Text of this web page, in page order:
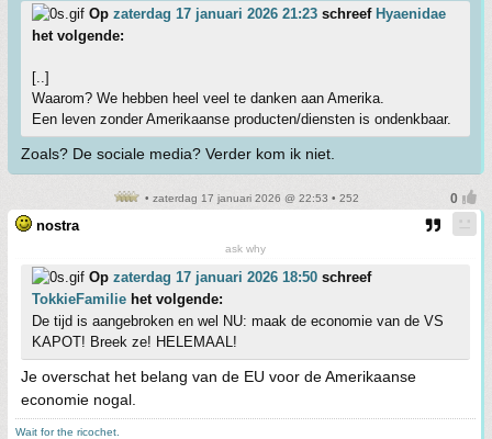
Op zaterdag 17 januari 2026 21:23 schreef Hyaenidae
het volgende:
[..]
Waarom? We hebben heel veel te danken aan Amerika.
Een leven zonder Amerikaanse producten/diensten is ondenkbaar.
Zoals? De sociale media? Verder kom ik niet.
• zaterdag 17 januari 2026 @ 22:53 • 252
nostra
ask why
Op zaterdag 17 januari 2026 18:50 schreef
TokkieFamilie het volgende:
De tijd is aangebroken en wel NU: maak de economie van de VS
KAPOT! Breek ze! HELEMAAL!
Je overschat het belang van de EU voor de Amerikaanse
economie nogal.
Wait for the ricochet.